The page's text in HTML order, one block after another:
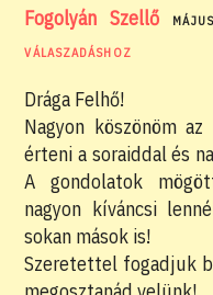
Fogolyán Szellő
VÁLASZADÁSHOZ
Drága Felhő!
Nagyon köszönöm
érteni a soraiddal és
A gondolatok
nagyon kíváncsi
sokan mások is!
Szeretettel fogadjuk